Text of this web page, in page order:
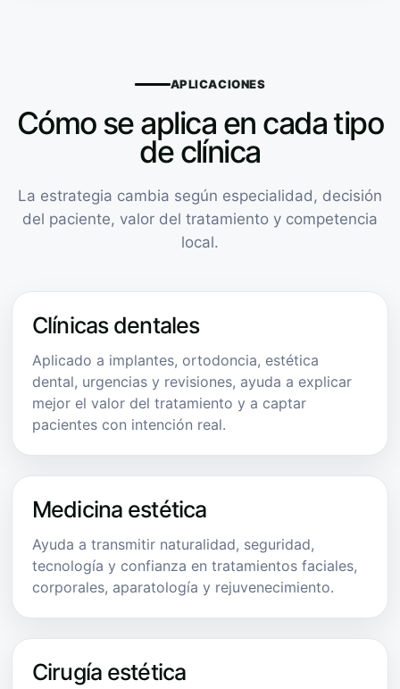
APLICACIONES
Cómo se aplica en cada tipo
de clínica
La estrategia cambia según especialidad, decisión
del paciente, valor del tratamiento y competencia
local.
Clínicas dentales
Aplicado a implantes, ortodoncia, estética
dental, urgencias y revisiones, ayuda a explicar
mejor el valor del tratamiento y a captar
pacientes con intención real.
Medicina estética
Ayuda a transmitir naturalidad, seguridad,
tecnología y confianza en tratamientos faciales,
corporales, aparatología y rejuvenecimiento.
Cirugía estética